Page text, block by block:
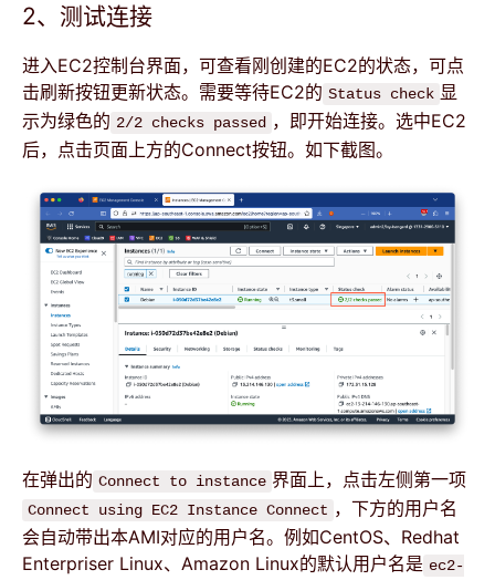
2、测试连接
进入EC2控制台界面，可查看刚创建的EC2的状态，可点
击刷新按钮更新状态。需要等待EC2的 Status check 显
示为绿色的 2/2 checks passed ，即开始连接。选中EC2
后，点击页面上方的Connect按钮。如下截图。
在弹出的 Connect to instance 界面上，点击左侧第一项
Connect using EC2 Instance Connect ，下方的用户名
会自动带出本AMI对应的用户名。例如CentOS、Redhat
Enterpriser Linux、Amazon Linux的默认用户名是 ec2-